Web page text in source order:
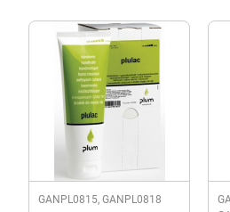
GANPL0815, GANPL0818